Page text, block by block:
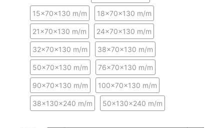
德國 Wiha / Wera
起子類
夾具
槌子
作榫 / 定位
15x70x130 m/m 18x70x130 m/m
21x70x130 m/m 24x70x130 m/m
32x70x130 m/m 38x70x130 m/m
50x70x130 m/m 76x70x130 m/m
90x70x130 m/m 100x70x130 m/m
38x130x240 m/m 50x130x240 m/m